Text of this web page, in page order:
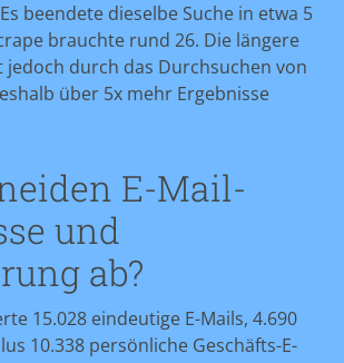
beendete dieselbe Suche in etwa 5
brauchte rund 26. Die längere
jedoch durch das Durchsuchen von
über 5x mehr Ergebnisse
E-Mail-
und
ab?
15.028 eindeutige E-Mails, 4.690
10.338 persönliche Geschäfts-E-